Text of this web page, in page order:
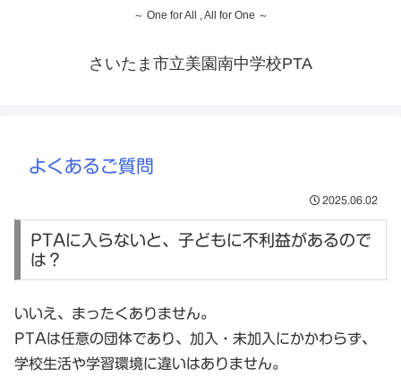
～ One for All , All for One ～
さいたま市立美園南中学校PTA
よくあるご質問
2025.06.02
PTAに入らないと、子どもに不利益があるので
は？
いいえ、まったくありません。
PTAは任意の団体であり、加入・未加入にかかわらず、
学校生活や学習環境に違いはありません。